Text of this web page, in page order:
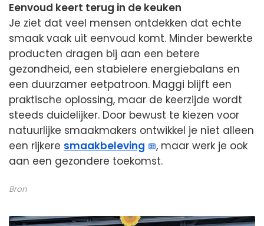
Eenvoud keert terug in de keuken
Je ziet dat veel mensen ontdekken dat echte
smaak vaak uit eenvoud komt. Minder bewerkte
producten dragen bij aan een betere
gezondheid, een stabielere energiebalans en
een duurzamer eetpatroon. Maggi blijft een
praktische oplossing, maar de keerzijde wordt
steeds duidelijker. Door bewust te kiezen voor
natuurlijke smaakmakers ontwikkel je niet alleen
een rijkere smaakbeleving
, maar werk je ook
aan een gezondere toekomst.
Bron